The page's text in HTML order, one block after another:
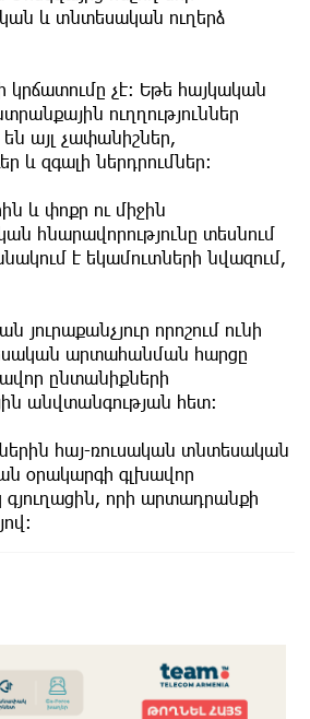
և տնտեսական ուղերձ
չէ։ Եթե հայկական
ուղղություններ
այլ չափանիշներ,
և զգալի ներդրումներ։
և փոքր ու միջին
հնարավորությունը տեսնում
է եկամուտների նվազում,
որոշում ունի
արտահանման հարցը
ընտանիքների
անվտանգության հետ։
հայ-ռուսական տնտեսական
օրակարգի գլխավոր
որի արտադրանքի